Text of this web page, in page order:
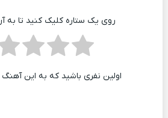
روی یک ستاره کلیک کنید تا به
اولین نفری باشید که به این آهنگ